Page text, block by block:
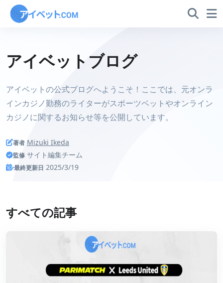
アイベットブログ
アイベットの公式ブログへようこそ！ここでは、元オンラ
インカジノ勤務のライターがスポーツベットやオンライン
カジノに関するお知らせ等を公開しています。
著者 Mizuki Ikeda
監修 サイト編集チーム
最終更新日 2025/3/19
すべての記事